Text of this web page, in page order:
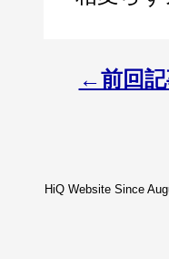
←前回
HiQ Website Since